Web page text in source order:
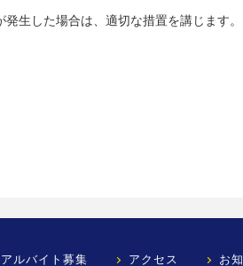
生した場合は、適切な措置を講じます。
ルバイト募集 アクセス お